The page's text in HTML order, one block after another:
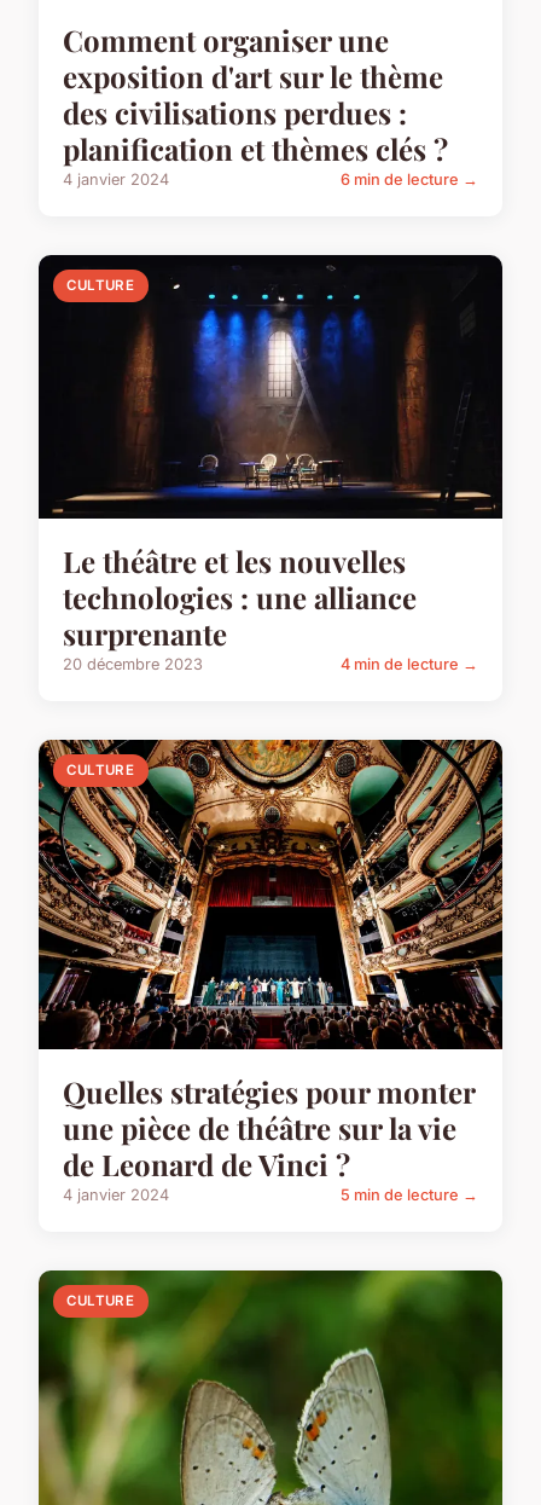
Comment organiser une
exposition d'art sur le thème
des civilisations perdues :
planification et thèmes clés ?
4 janvier 2024 6 min de lecture →
CULTURE
Le théâtre et les nouvelles
technologies : une alliance
surprenante
20 décembre 2023 4 min de lecture →
CULTURE
Quelles stratégies pour monter
une pièce de théâtre sur la vie
de Leonard de Vinci ?
4 janvier 2024 5 min de lecture →
CULTURE